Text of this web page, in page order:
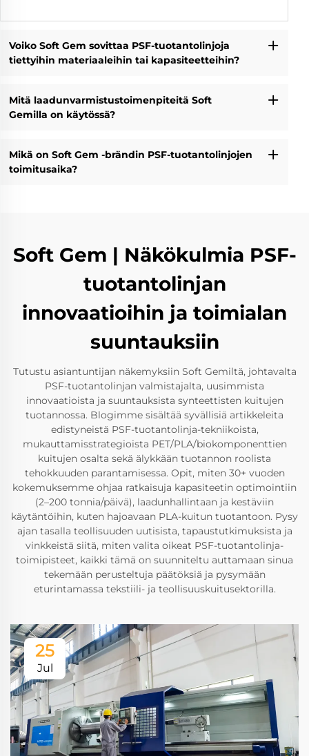
Voiko Soft Gem sovittaa PSF-tuotantolinjoja
tiettyihin materiaaleihin tai kapasiteetteihin?
Mitä laadunvarmistustoimenpiteitä Soft
Gemilla on käytössä?
Mikä on Soft Gem -brändin PSF-tuotantolinjojen
toimitusaika?
Soft Gem | Näkökulmia PSF-
tuotantolinjan
innovaatioihin ja toimialan
suuntauksiin
Tutustu asiantuntijan näkemyksiin Soft Gemiltä, johtavalta
PSF-tuotantolinjan valmistajalta, uusimmista
innovaatioista ja suuntauksista synteettisten kuitujen
tuotannossa. Blogimme sisältää syvällisiä artikkeleita
edistyneistä PSF-tuotantolinja-tekniikoista,
mukauttamisstrategioista PET/PLA/biokomponenttien
kuitujen osalta sekä älykkään tuotannon roolista
tehokkuuden parantamisessa. Opit, miten 30+ vuoden
kokemuksemme ohjaa ratkaisuja kapasiteetin optimointiin
(2–200 tonnia/päivä), laadunhallintaan ja kestäviin
käytäntöihin, kuten hajoavaan PLA-kuitun tuotantoon. Pysy
ajan tasalla teollisuuden uutisista, tapaustutkimuksista ja
vinkkeistä siitä, miten valita oikeat PSF-tuotantolinja-
toimipisteet, kaikki tämä on suunniteltu auttamaan sinua
tekemään perusteltuja päätöksiä ja pysymään
eturintamassa tekstiili- ja teollisuuskuitusektorilla.
25
Jul